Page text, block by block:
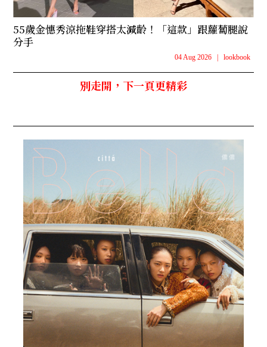
55歲金憓秀涼拖鞋穿搭太減齡！「這款」跟蘿蔔腿說
分手
04 Aug 2026 lookbook
別走開，下一頁更精彩